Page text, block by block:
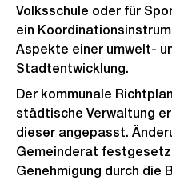
Volksschule oder für
ein
Aspekte einer umwelt-
Stadtentwicklung.
Der kommunale
städtische Verwaltung
dieser angepasst.
Gemeinderat
Genehmigung durch die